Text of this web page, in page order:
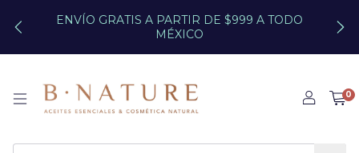
ENVÍO GRATIS A PARTIR DE $999 A TODO
MÉXICO
0